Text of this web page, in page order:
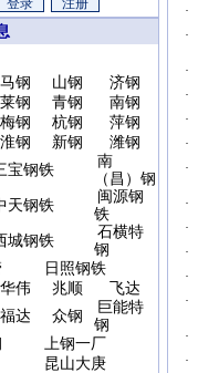
马钢 山钢
济钢
莱钢 青钢
南钢
梅钢 杭钢
萍钢
淮钢 新钢
潍钢
宝钢铁
南
（昌）钢
天钢铁
闽源钢
铁
城钢铁
石横特
钢
日照钢铁
华伟 兆顺
飞达
福达 众钢
巨能特
钢
上钢一厂
昆山大庚
·
·
·
·
·
·
·
·
·
·
·
·
·
·